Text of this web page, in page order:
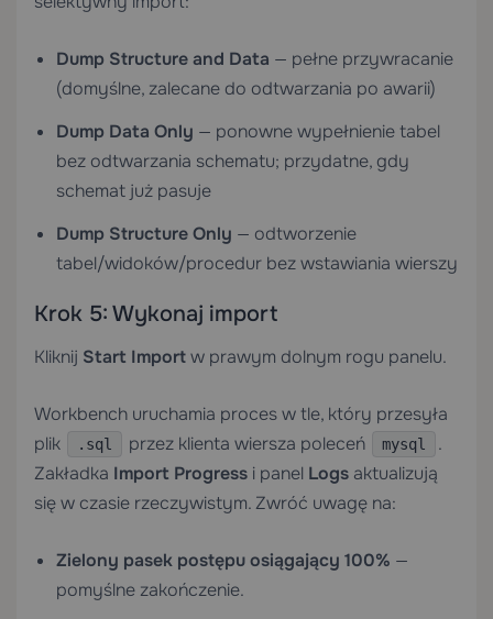
Dump Structure and Data — pełne przywracanie
(domyślne, zalecane do odtwarzania po awarii)
Dump Data Only — ponowne wypełnienie tabel
bez odtwarzania schematu; przydatne, gdy
schemat już pasuje
Dump Structure Only — odtworzenie
tabel/widoków/procedur bez wstawiania wierszy
Krok 5: Wykonaj import
Kliknij Start Importw prawym dolnym rogu panelu.
Workbench uruchamia proces w tle, który przesyła
plik
.sql przez klienta wiersza poleceń mysql
.
Zakładka Import Progress i panel Logs aktualizują
się w czasie rzeczywistym. Zwróć uwagę na:
Zielony pasek postępu osiągający 100% —
pomyślne zakończenie.